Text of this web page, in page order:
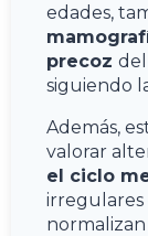
edades,
precoz del
siguiendo
Además,
valorar
el ciclo
irregulares